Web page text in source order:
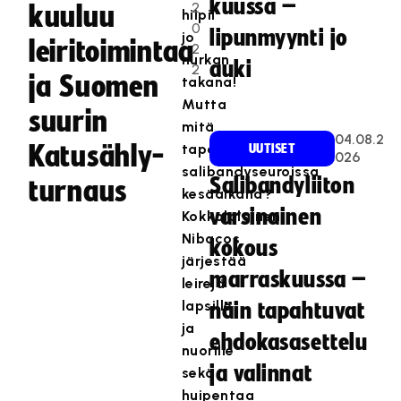
kuuluu
leiritoimintaa
ja Suomen
suurin
Katusähly-
turnaus
2
0
2
2
hiipii
jo
nurkan
takana!
Mutta
mitä
tapahtuu
salibandyseuroissa
kesäaikana?
Kokkolalainen
Nibacos
järjestää
leirejä
lapsille
ja
nuorille
sekä
huipentaa
kuussa –
lipunmyynti jo
auki
UUTISET
04.08.2
026
Salibandyliiton
varsinainen
kokous
marraskuussa –
näin tapahtuvat
ehdokasasettelu
ja valinnat